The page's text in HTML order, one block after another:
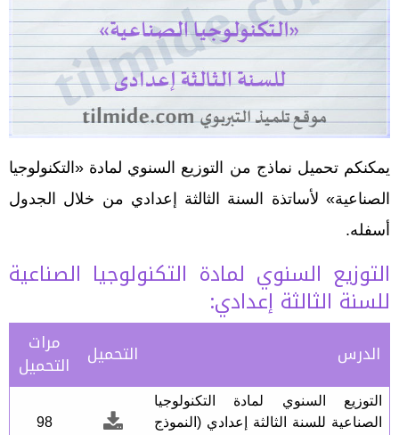
يمكنكم تحميل نماذج من التوزيع السنوي لمادة «التكنولوجيا
الصناعية» لأساتذة السنة الثالثة إعدادي من خلال الجدول
أسفله.
التوزيع السنوي لمادة التكنولوجيا الصناعية
للسنة الثالثة إعدادي:
الدرس التحميل مرات
التحميل
التوزيع السنوي لمادة التكنولوجيا
الصناعية للسنة الثالثة إعدادي (النموذج
98